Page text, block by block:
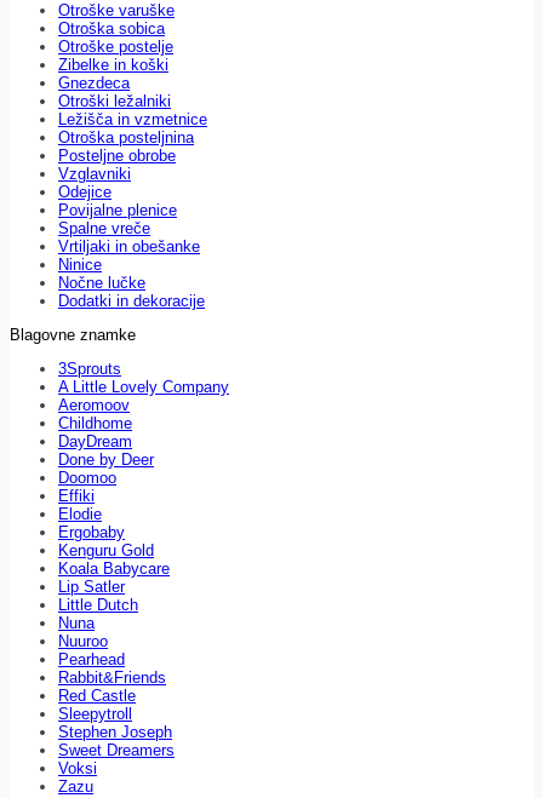
Otroške varuške
Otroška sobica
Otroške postelje
Zibelke in koški
Gnezdeca
Otroški ležalniki
Ležišča in vzmetnice
Otroška posteljnina
Posteljne obrobe
Vzglavniki
Odejice
Povijalne plenice
Spalne vreče
Vrtiljaki in obešanke
Ninice
Nočne lučke
Dodatki in dekoracije
Blagovne znamke
3Sprouts
A Little Lovely Company
Aeromoov
Childhome
DayDream
Done by Deer
Doomoo
Effiki
Elodie
Ergobaby
Kenguru Gold
Koala Babycare
Lip Satler
Little Dutch
Nuna
Nuuroo
Pearhead
Rabbit&Friends
Red Castle
Sleepytroll
Stephen Joseph
Sweet Dreamers
Voksi
Zazu